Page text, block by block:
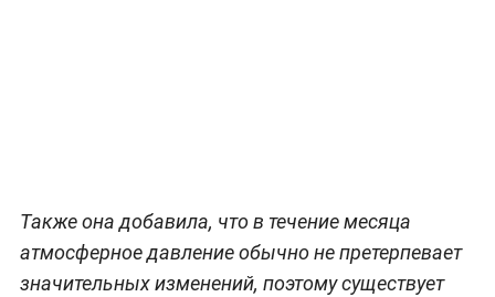
Также она добавила, что в течение месяца
атмосферное давление обычно не претерпевает
значительных изменений, поэтому существует